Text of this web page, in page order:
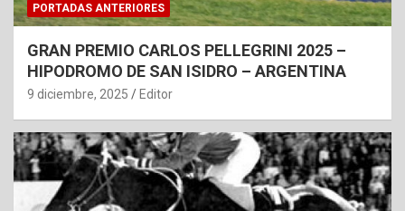
PORTADAS ANTERIORES
GRAN PREMIO CARLOS PELLEGRINI 2025 –
HIPODROMO DE SAN ISIDRO – ARGENTINA
9 diciembre, 2025 Editor